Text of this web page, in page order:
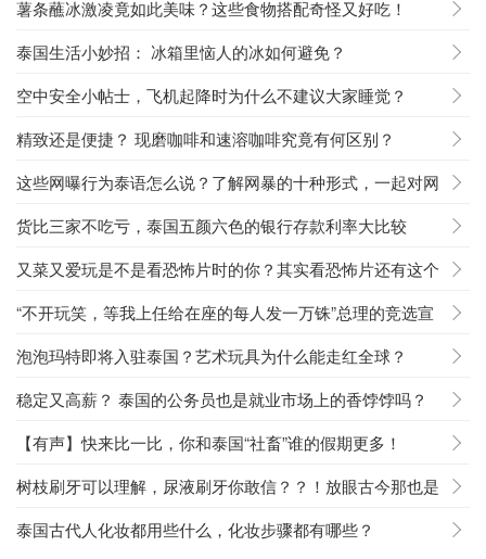
薯条蘸冰激凌竟如此美味？这些食物搭配奇怪又好吃！
泰国生活小妙招： 冰箱里恼人的冰如何避免？
空中安全小帖士，飞机起降时为什么不建议大家睡觉？
精致还是便捷？ 现磨咖啡和速溶咖啡究竟有何区别？
这些网曝行为泰语怎么说？了解网暴的十种形式，一起对网
暴说不！
货比三家不吃亏，泰国五颜六色的银行存款利率大比较
又菜又爱玩是不是看恐怖片时的你？其实看恐怖片还有这个
好处！
“不开玩笑，等我上任给在座的每人发一万铢”总理的竞选宣
言成真了！
泡泡玛特即将入驻泰国？艺术玩具为什么能走红全球？
稳定又高薪？ 泰国的公务员也是就业市场上的香饽饽吗？
【有声】快来比一比，你和泰国“社畜”谁的假期更多！
树枝刷牙可以理解，尿液刷牙你敢信？？！放眼古今那也是
相当炸裂啊！
泰国古代人化妆都用些什么，化妆步骤都有哪些？